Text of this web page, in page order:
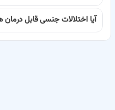
نیازمند تحقیق و دقت فراوان است.
جامع و کامل از متخصصین این حوزه در
آیا اختلالات جنسی قابل